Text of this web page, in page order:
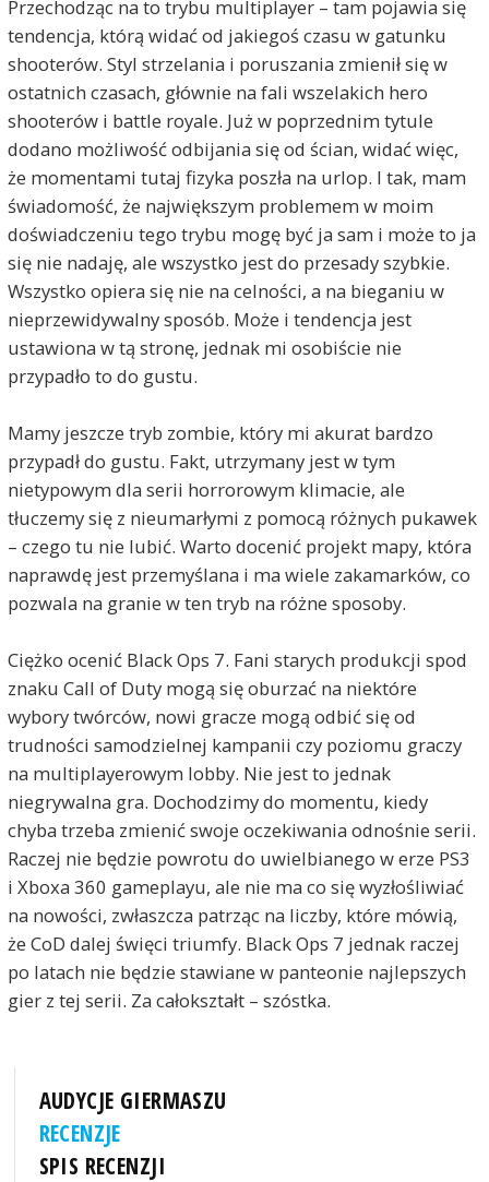
Przechodząc na to trybu multiplayer – tam pojawia się
tendencja, którą widać od jakiegoś czasu w gatunku
shooterów. Styl strzelania i poruszania zmienił się w
ostatnich czasach, głównie na fali wszelakich hero
shooterów i battle royale. Już w poprzednim tytule
dodano możliwość odbijania się od ścian, widać więc,
że momentami tutaj fizyka poszła na urlop. I tak, mam
świadomość, że największym problemem w moim
doświadczeniu tego trybu mogę być ja sam i może to ja
się nie nadaję, ale wszystko jest do przesady szybkie.
Wszystko opiera się nie na celności, a na bieganiu w
nieprzewidywalny sposób. Może i tendencja jest
ustawiona w tą stronę, jednak mi osobiście nie
przypadło to do gustu.
Mamy jeszcze tryb zombie, który mi akurat bardzo
przypadł do gustu. Fakt, utrzymany jest w tym
nietypowym dla serii horrorowym klimacie, ale
tłuczemy się z nieumarłymi z pomocą różnych pukawek
– czego tu nie lubić. Warto docenić projekt mapy, która
naprawdę jest przemyślana i ma wiele zakamarków, co
pozwala na granie w ten tryb na różne sposoby.
Ciężko ocenić Black Ops 7. Fani starych produkcji spod
znaku Call of Duty mogą się oburzać na niektóre
wybory twórców, nowi gracze mogą odbić się od
trudności samodzielnej kampanii czy poziomu graczy
na multiplayerowym lobby. Nie jest to jednak
niegrywalna gra. Dochodzimy do momentu, kiedy
chyba trzeba zmienić swoje oczekiwania odnośnie serii.
Raczej nie będzie powrotu do uwielbianego w erze PS3
i Xboxa 360 gameplayu, ale nie ma co się wyzłośliwiać
na nowości, zwłaszcza patrząc na liczby, które mówią,
że CoD dalej święci triumfy. Black Ops 7 jednak raczej
po latach nie będzie stawiane w panteonie najlepszych
gier z tej serii. Za całokształt – szóstka.
AUDYCJE GIERMASZU
RECENZJE
SPIS RECENZJI